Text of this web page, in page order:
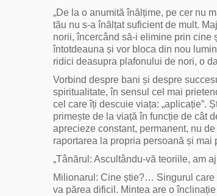
„De la o anumită înălțime, pe cer nu
tău nu s-a înălțat suficient de mult.
norii, încercând să-i elimine prin cine
întotdeauna și vor bloca din nou
ridici deasupra plafonului de nori, o
Vorbind despre bani și despre
spiritualitate, în sensul cel mai
cel care îți descuie viața: „aplicație”.
primește de la viață în funcție de cât
aprecieze constant, permanent, nu
raportarea la propria persoană și mai
„Tânărul: Ascultându-vă teoriile, am
Milionarul: Cine știe?… Singurul care
va părea dificil. Mintea are o